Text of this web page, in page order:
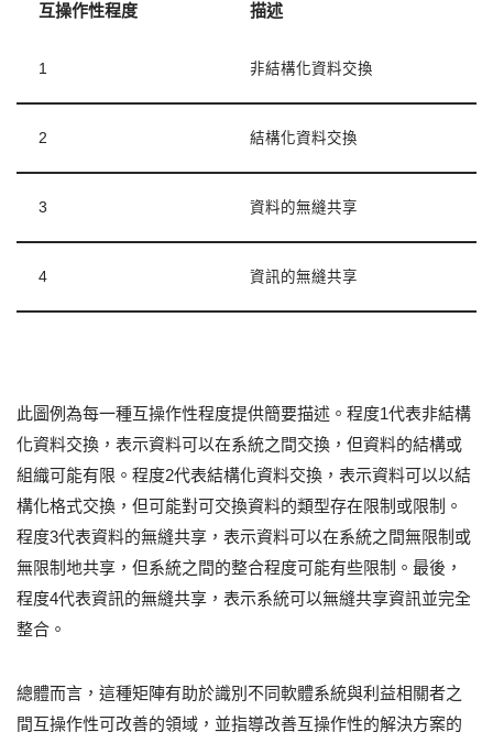
互操作性程度 描述
1 非結構化資料交換
2 結構化資料交換
3 資料的無縫共享
4 資訊的無縫共享
此圖例為每一種互操作性程度提供簡要描述。程度1代表非結構
化資料交換，表示資料可以在系統之間交換，但資料的結構或
組織可能有限。程度2代表結構化資料交換，表示資料可以以結
構化格式交換，但可能對可交換資料的類型存在限制或限制。
程度3代表資料的無縫共享，表示資料可以在系統之間無限制或
無限制地共享，但系統之間的整合程度可能有些限制。最後，
程度4代表資訊的無縫共享，表示系統可以無縫共享資訊並完全
整合。
總體而言，這種矩陣有助於識別不同軟體系統與利益相關者之
間互操作性可改善的領域，並指導改善互操作性的解決方案的